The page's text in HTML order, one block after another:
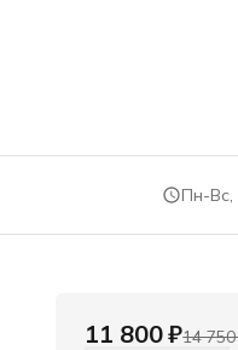
Пн-Вс,
11 800 ₽14